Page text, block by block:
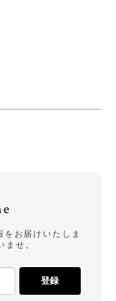
お届けいたしま
ませ。
登録